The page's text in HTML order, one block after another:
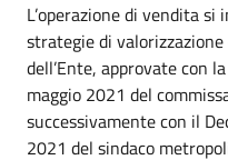
L’operazione di vendita
strategie di
dell’Ente, approvate con
maggio 2021 del
successivamente con il
2021 del sindaco